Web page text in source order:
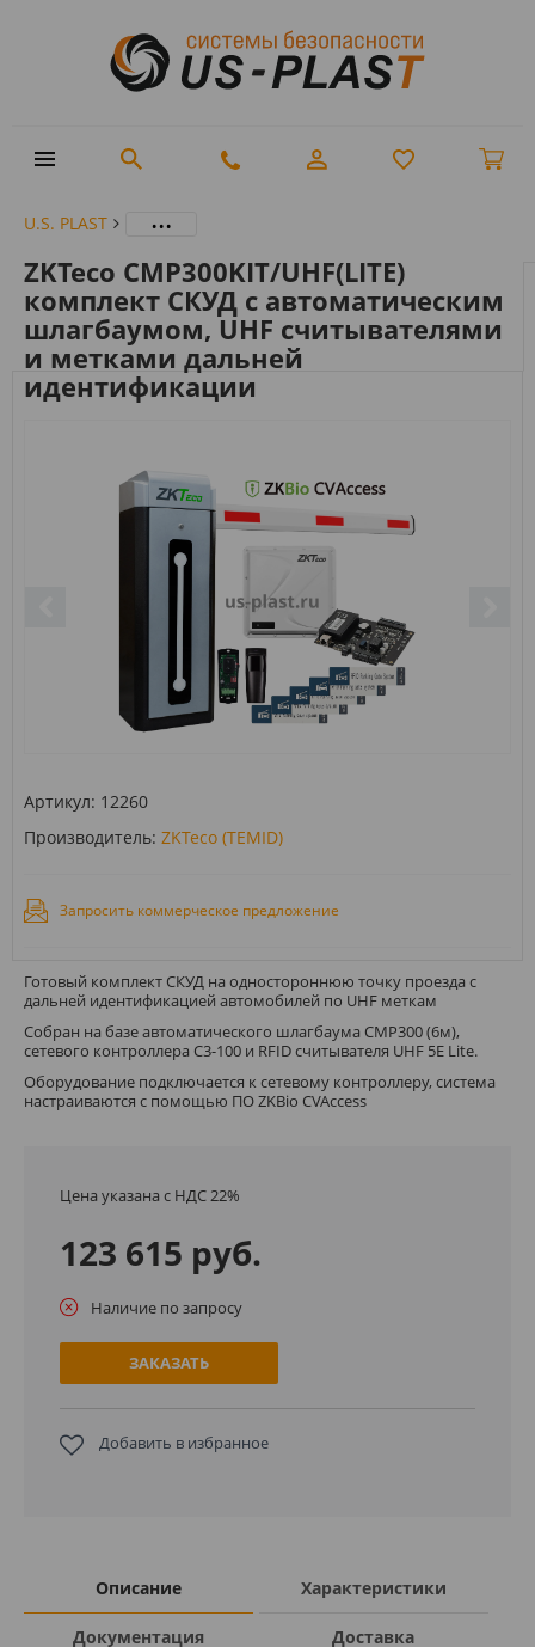
U.S. PLAST ...
ZKTeco CMP300KIT/UHF(LITE)
комплект СКУД с автоматическим
шлагбаумом, UHF считывателями
и метками дальней
идентификации
Артикул: 12260
Производитель: ZKTeco (TEMID)
Запросить коммерческое предложение
Готовый комплект СКУД на одностороннюю точку проезда с
дальней идентификацией автомобилей по UHF меткам
Собран на базе автоматического шлагбаума CMP300 (6м),
сетевого контроллера C3-100 и RFID считывателя UHF 5E Lite.
Оборудование подключается к сетевому контроллеру, система
настраиваются с помощью ПО ZKBio CVAccess
Цена указана с НДС 22%
123 615 руб.
Наличие по запросу
ЗАКАЗАТЬ
Добавить в избранное
Описание Характеристики
Документация Доставка